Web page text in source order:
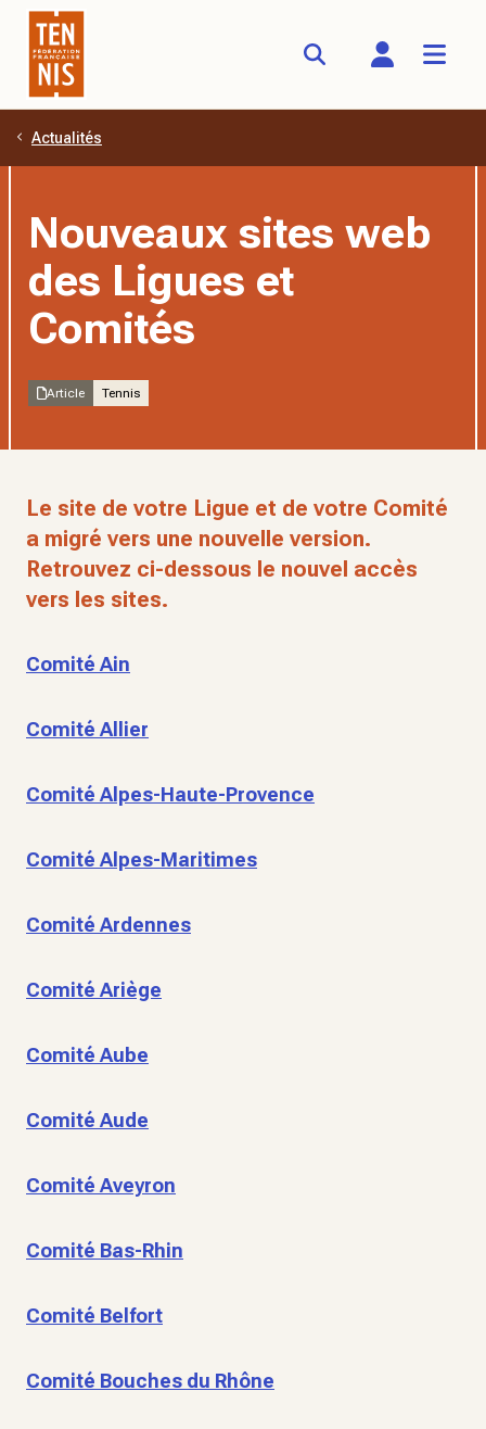
Aller au contenu principal
Actualités
Nouveaux sites web
des Ligues et
Comités
Article Tennis
Le site de votre Ligue et de votre Comité
a migré vers une nouvelle version.
Retrouvez ci-dessous le nouvel accès
vers les sites.
Comité Ain
Comité Allier
Comité Alpes-Haute-Provence
Comité Alpes-Maritimes
Comité Ardennes
Comité Ariège
Comité Aube
Comité Aude
Comité Aveyron
Comité Bas-Rhin
Comité Belfort
Comité Bouches du Rhône